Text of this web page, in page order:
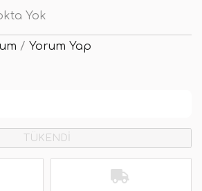
Yok
/ Yorum Yap
TÜKENDİ